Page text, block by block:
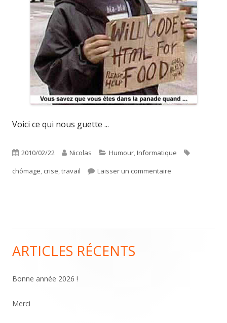
Voici ce qui nous guette ...
Publié
le
2010/02/22 Auteur
Nicolas Catégories
Humour,Informatique
chômage, crise,travail Laisser un commentaire
Colonne
principale
ARTICLES RÉCENTS
Bonne année 2026 !
Merci